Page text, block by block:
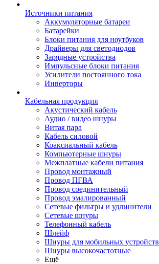
Источники питания
Аккумуляторные батареи
Батарейки
Блоки питания для ноутбуков
Драйверы для светодиодов
Зарядные устройства
Импульсные блоки питания
Усилители постоянного тока
Инверторы
Кабельная продукция
Акустический кабель
Аудио / видео шнуры
Витая пара
Кабель силовой
Коаксиальный кабель
Компьютерные шнуры
Межплатные кабели питания
Провод монтажный
Провод ПГВА
Провод соединительный
Провод эмалированный
Сетевые фильтры и удлинители
Сетевые шнуры
Телефонный кабель
Шлейф
Шнуры для мобильных устройств
Шнуры высокочастотные
Ещё